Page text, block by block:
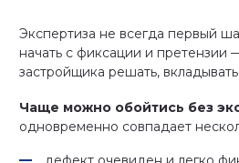
Экспертиза не всегда первый
начать с фиксации и претензии
застройщика решать,
Чаще можно обойтись без
одновременно совпадает